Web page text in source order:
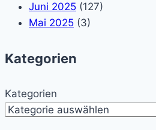
Juni 2025 (127)
Mai 2025 (3)
Kategorien
Kategorien